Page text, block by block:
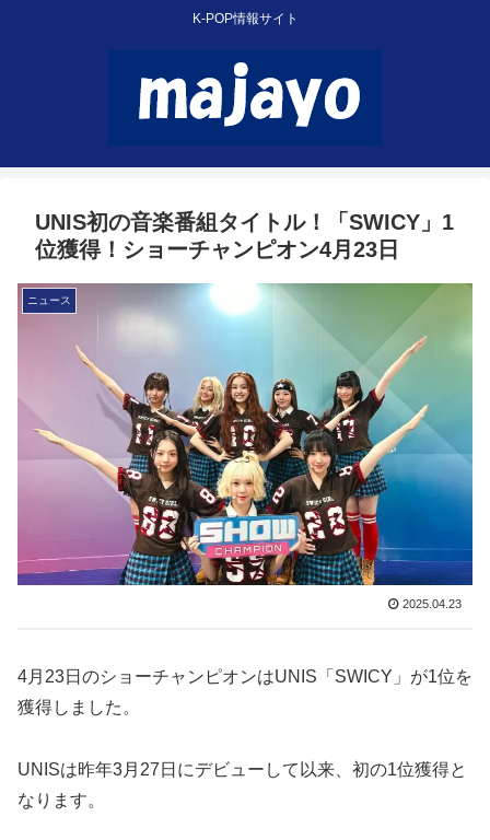
K-POP情報サイト
UNIS初の音楽番組タイトル！「SWICY」1
位獲得！ショーチャンピオン4月23日
ニュース
2025.04.23
4月23日のショーチャンピオンはUNIS「SWICY」が1位を
獲得しました。
UNISは昨年3月27日にデビューして以来、初の1位獲得と
なります。